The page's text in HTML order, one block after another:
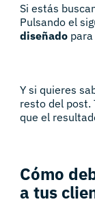
Si estás
Pulsando el
diseñado
Y si quieres
resto del post.
que el
Cómo
a tus